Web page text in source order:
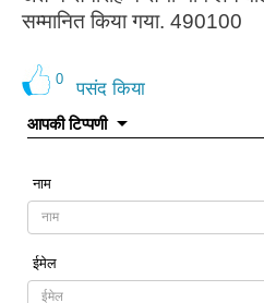
सम्मानित किया गया. 490100
0 पसंद किया
आपकी टिप्पणी
नाम
ईमेल